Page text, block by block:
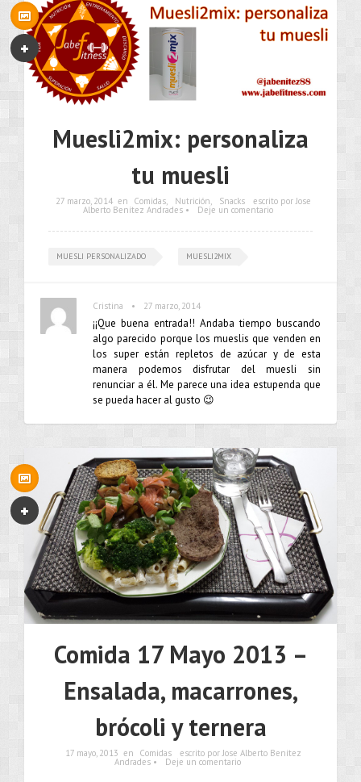
Muesli2mix: personaliza
tu muesli
27 marzo, 2014 en Comidas Nutrición Snacks escrito por Jose
Alberto Benítez Andrades • Deje un comentario
MUESLI PERSONALIZADO MUESLI2MIX
Cristina • 27 marzo, 2014
¡¡Que buena entrada!! Andaba tiempo buscando
algo parecido porque los mueslis que venden en
los super están repletos de azúcar y de esta
manera podemos disfrutar del muesli sin
renunciar a él. Me parece una idea estupenda que
se pueda hacer al gusto 😉
Comida 17 Mayo 2013 –
Ensalada, macarrones,
brócoli y ternera
17 mayo, 2013 en Comidas escrito por Jose Alberto Benítez
Andrades • Deje un comentario